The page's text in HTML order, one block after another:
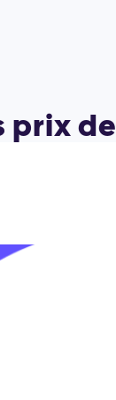
prix